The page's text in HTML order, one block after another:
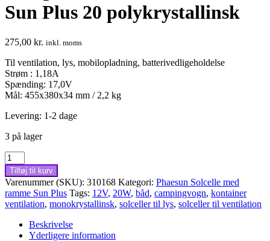
Sun Plus 20 polykrystallinsk
275,00 kr. inkl. moms
Til ventilation, lys, mobilopladning, batterivedligeholdelse
Strøm : 1,18A
Spænding: 17,0V
Mål: 455x380x34 mm / 2,2 kg
Levering: 1-2 dage
3 på lager
20Wp/12V
solcelle
Phaesun
Sun
Plus
20
polykrystallinsk
antal
Tilføj til kurv
Varenummer (SKU): 310168 Kategori: Phaesun Solcelle med
ramme Sun Plus Tags: 12V, 20W, båd, campingvogn, kontainer
ventilation, monokrystallinsk, solceller til lys, solceller til ventilation
Beskrivelse
Yderligere information